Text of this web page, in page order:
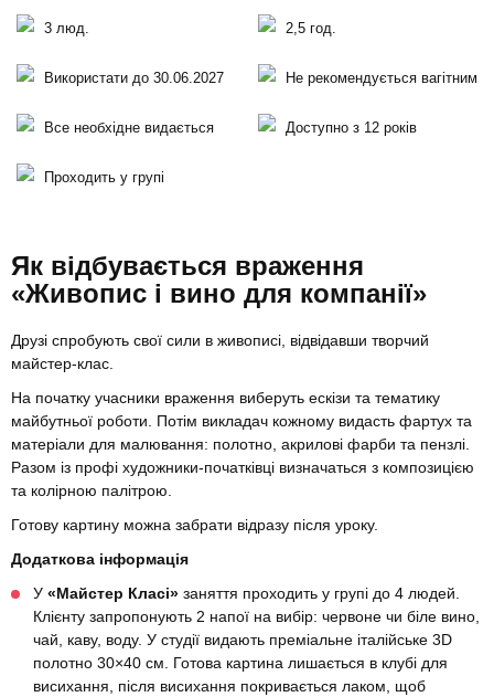
3 люд. 2,5 год.
Використати до 30.06.2027 Не рекомендується вагітним
Все необхідне видається Доступно з 12 років
Проходить у групі
Як відбувається враження
«Живопис і вино для компанії»
Друзі спробують свої сили в живописі, відвідавши творчий
майстер-клас.
На початку учасники враження виберуть ескізи та тематику
майбутньої роботи. Потім викладач кожному видасть фартух та
матеріали для малювання: полотно, акрилові фарби та пензлі.
Разом із профі художники-початківці визначаться з композицією
та колірною палітрою.
Готову картину можна забрати відразу після уроку.
Додаткова інформація
У «Майстер Класі» заняття проходить у групі до 4 людей.
Клієнту запропонують 2 напої на вибір: червоне чи біле вино,
чай, каву, воду. У студії видають преміальне італійське 3D
полотно 30×40 см. Готова картина лишається в клубі для
висихання, після висихання покривається лаком, щоб